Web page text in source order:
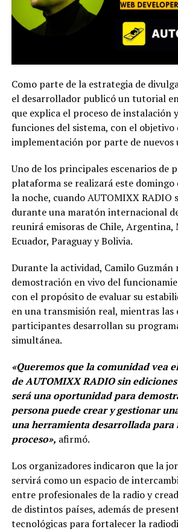
Como parte de la estrategia de
el desarrollador publicó un tutorial
que explica el proceso de instalación
funciones del sistema, con el
implementación por parte de nuevos
Uno de los principales escenarios de
plataforma se realizará este domingo
la noche, cuando AUTOMIXX RADIO
durante una maratón internacional
reunirá emisoras de Chile, Argentina,
Ecuador, Paraguay y Bolivia.
Durante la actividad, Camilo Guzmán
demostración en vivo del
con el propósito de evaluar su
en una transmisión real, mientras las
participantes desarrollan su
simultánea.
«Queremos que la comunidad vea
de AUTOMIXX RADIO sin
será una oportunidad para
persona puede crear y gestionar
una herramienta desarrollada para
proceso», afirmó.
Los organizadores indicaron que la
servirá como un espacio de
entre profesionales de la radio y
de distintos países, además de
tecnológicas para fortalecer la